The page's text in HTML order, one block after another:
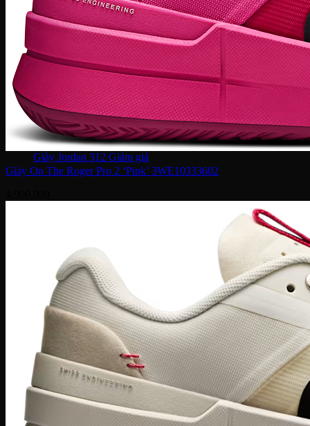
Air Force 1
Air Force 1 Shadow nữ
Air Huarache
Air Uptempo
Giày Jordan 1
Giày Jordan 1 Low
Giày Jordan 1 Mid
Giày Jordan 1 High
Giày Jordan 1 High Zoom
Giày Jordan 2
Giày Jordan 3
Giày Jordan 4
Giày Jordan 312
Giày bóng rổ Li-ning
Giày bóng rổ Under Armour
Giày Chạy
Giày chạy Nike
Giày chạy NB
Giày chạy Puma
Giày chạy Adidas
Giày Chạy Asics
Giày chạy Under Armour
Giày chạy Hoka
Giày chạy ON
Giày On The Roger Pro 2 ‘Pink’ 3WE10333602